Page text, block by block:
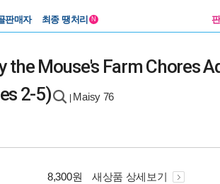
판매자 최종 땡처리 N
Mouse's Farm Chores
2-5)
Maisy 76
8,300원 새상품 상세보기